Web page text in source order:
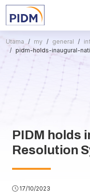
Utama my general
pidm-holds-inaugural-
PIDM holds
Resolution
17/10/2023